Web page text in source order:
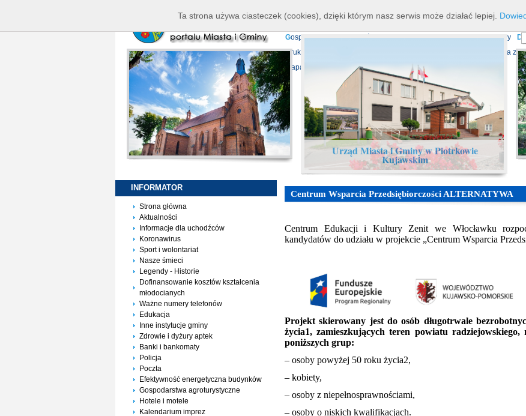
P
rojekty europejskie undusz Dróg Samorządowych ządowy
Gospodarka nieruchomościami Echo Piotrkowa - Informator Lokalny D
D ruki do pobrania
widencja
Mapa serwisu
Urząd Miasta i Gminy w Piotrkowie
Kujawskim
-
INFORMATOR
Strona główna
Aktualności
Informacje dla uchodźców
Koronawirus
Sport i wolontariat
Nasze śmieci
Legendy - Historie
Dofinansowanie kosztów kształcenia
młodocianych
Ważne numery telefonów
Edukacja
Inne instytucje gminy
Zdrowie i dyżury aptek
Banki i bankomaty
Policja
Poczta
Efektywność energetyczna budynków
Gospodarstwa agroturystyczne
Hotele i motele
Kalendarium imprez
Centrum Wsparcia Przedsiębiorczości ALTERNATYWA
Centrum Edukacji i Kultury Zenit we Włocławku
kandydatów do udziału w projekcie „Centrum Wsparcia
Projekt skierowany jest do osób długotrwale
życia1, zamieszkujących teren powiatu radziejowskiego,
poniższych grup:
– osoby powyżej 50 roku życia2,
– kobiety,
– osoby z niepełnosprawnościami,
– osoby o niskich kwalifikacjach.
Ta strona używa ciasteczek (cookies), dzięki którym nasz serwis może działać lepiej.